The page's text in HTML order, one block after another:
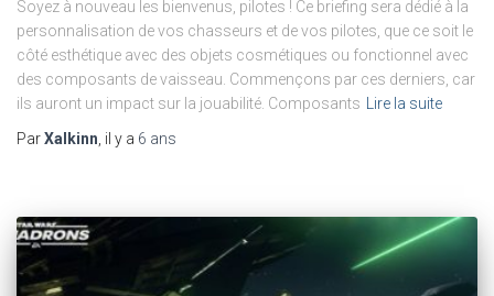
Soyez à nouveau les bienvenus, pilotes ! Ce briefing sera dédié à la
personnalisation de vos chasseurs et de vos pilotes, que ce soit le
côté esthétique avec des objets cosmétiques ou fonctionnel avec
des composants de vaisseau. Commençons par ces derniers, car
ils auront un impact sur la jouabilité. Composants
Lire la suite
ParXalkinn , il y a 6 ans